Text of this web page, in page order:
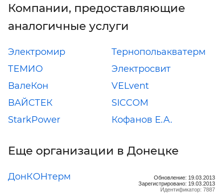
Компании, предоставляющие
аналогичные услуги
Электромир
Тернопольакватерм
ТЕМИО
Электросвит
ВалеКон
VELvent
ВАЙСТЕК
SICCOM
StarkPower
Кофанов Е.А.
Еще организации в Донецке
ДонКОНтерм
Обновление: 19.03.2013
Зарегистрировано: 19.03.2013
Идентификатор: 7887